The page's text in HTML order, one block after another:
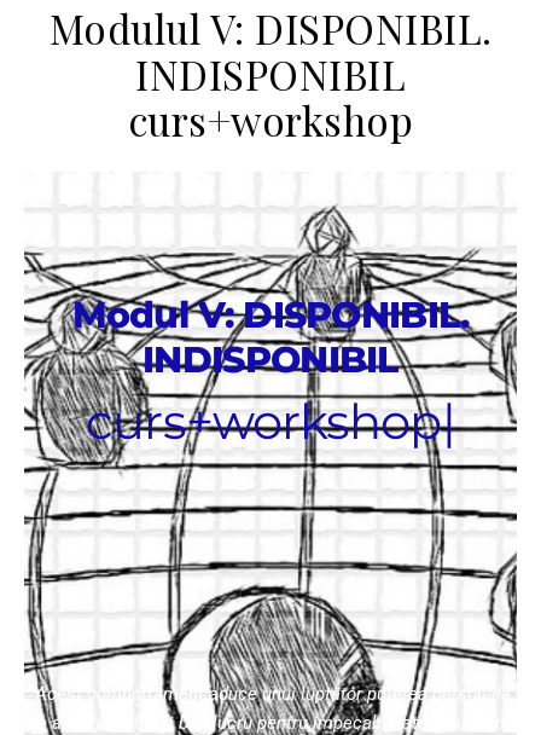
Modulul V: DISPONIBIL.
INDISPONIBIL
curs+workshop
Modul V: DISPONIBIL.
INDISPONIBIL
curs+workshop|
”Acest comportament aduce unui luptător puterea personală
de a alege cel mai bun lucru pentru impecabilitatea sa, știind